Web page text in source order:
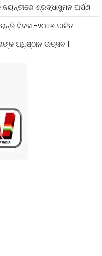
ଶ୍ରଦ୍ଧାସୁମନ ଅର୍ପଣ
ଦିବସ -୨୦୨୬ ପାଳିତ
ଅଧିଷ୍ଠାନ ଉତ୍ସବ ।